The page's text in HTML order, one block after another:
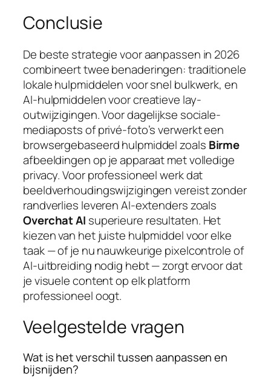
Conclusie
De beste strategie voor aanpassen in 2026
combineert twee benaderingen: traditionele
lokale hulpmiddelen voor snel bulkwerk, en
AI-hulpmiddelen voor creatieve lay-
outwijzigingen. Voor dagelijkse sociale-
mediaposts of privé-foto’s verwerkt een
browsergebaseerd hulpmiddel zoals Birme
afbeeldingen op je apparaat met volledige
privacy. Voor professioneel werk dat
beeldverhoudingswijzigingen vereist zonder
randverlies leveren AI-extenders zoals
Overchat AI superieure resultaten. Het
kiezen van het juiste hulpmiddel voor elke
taak — of je nu nauwkeurige pixelcontrole of
AI-uitbreiding nodig hebt — zorgt ervoor dat
je visuele content op elk platform
professioneel oogt.
Veelgestelde vragen
Wat is het verschil tussen aanpassen en
bijsnijden?